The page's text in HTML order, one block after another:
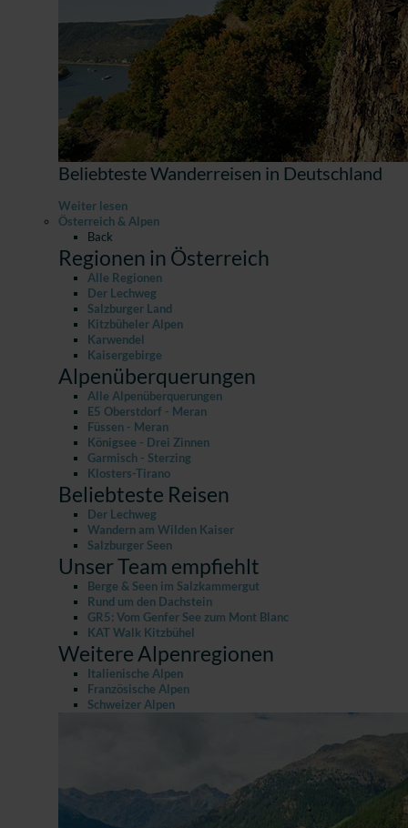
Beliebteste Wanderreisen in Deutschland
Weiter lesen
Österreich & Alpen
Back
Regionen in Österreich
Alle Regionen
Der Lechweg
Salzburger Land
Kitzbüheler Alpen
Karwendel
Kaisergebirge
Alpenüberquerungen
Alle Alpenüberquerungen
E5 Oberstdorf - Meran
Füssen - Meran
Königsee - Drei Zinnen
Garmisch - Sterzing
Klosters-Tirano
Beliebteste Reisen
Der Lechweg
Wandern am Wilden Kaiser
Salzburger Seen
Unser Team empfiehlt
Berge & Seen im Salzkammergut
Rund um den Dachstein
GR5: Vom Genfer See zum Mont Blanc
KAT Walk Kitzbühel
Weitere Alpenregionen
Italienische Alpen
Französische Alpen
Schweizer Alpen